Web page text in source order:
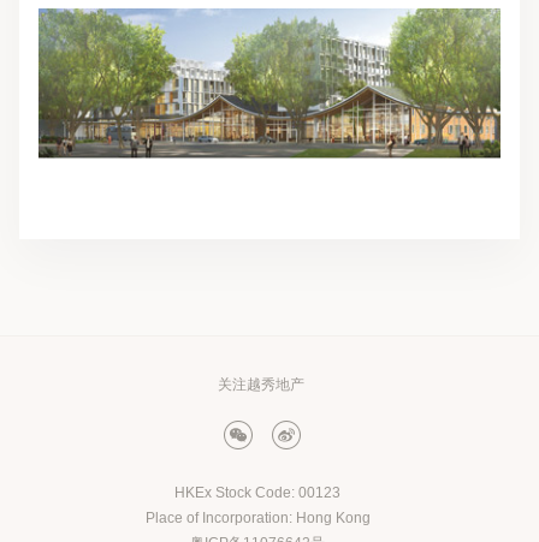
关注越秀地产
HKEx Stock Code: 00123
Place of Incorporation: Hong Kong